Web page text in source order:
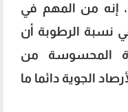
إنه من المهم في
في نسبة الرطوبة أن
المحسوسة من
الجوية دائما ما